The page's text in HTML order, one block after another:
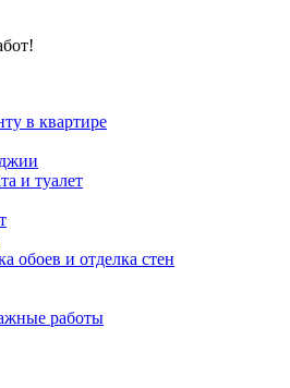
в квартире
и туалет
обоев и отделка стен
работы